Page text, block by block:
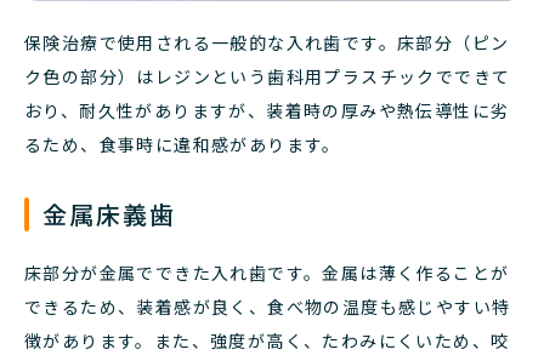
保険治療で使用される一般的な入れ歯です。床部分（ピン
ク色の部分）はレジンという歯科用プラスチックでできて
おり、耐久性がありますが、装着時の厚みや熱伝導性に劣
るため、食事時に違和感があります。
金属床義歯
床部分が金属でできた入れ歯です。金属は薄く作ることが
できるため、装着感が良く、食べ物の温度も感じやすい特
徴があります。また、強度が高く、たわみにくいため、咬